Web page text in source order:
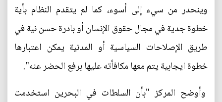
وينحدر من سيء إلى أسوء، كما لم يتقدم النظام بأية
خطوة جدية في مجال حقوق الإنسان أو بادرة حسن نية في
طريق الإصلاحات السياسية أو المدنية يمكن اعتبارها
خطوة ايجابية يتم معها مكافأته عليها برفع الحضر عنه".
وأوضح المركز "بأن السلطات في البحرين استخدمت